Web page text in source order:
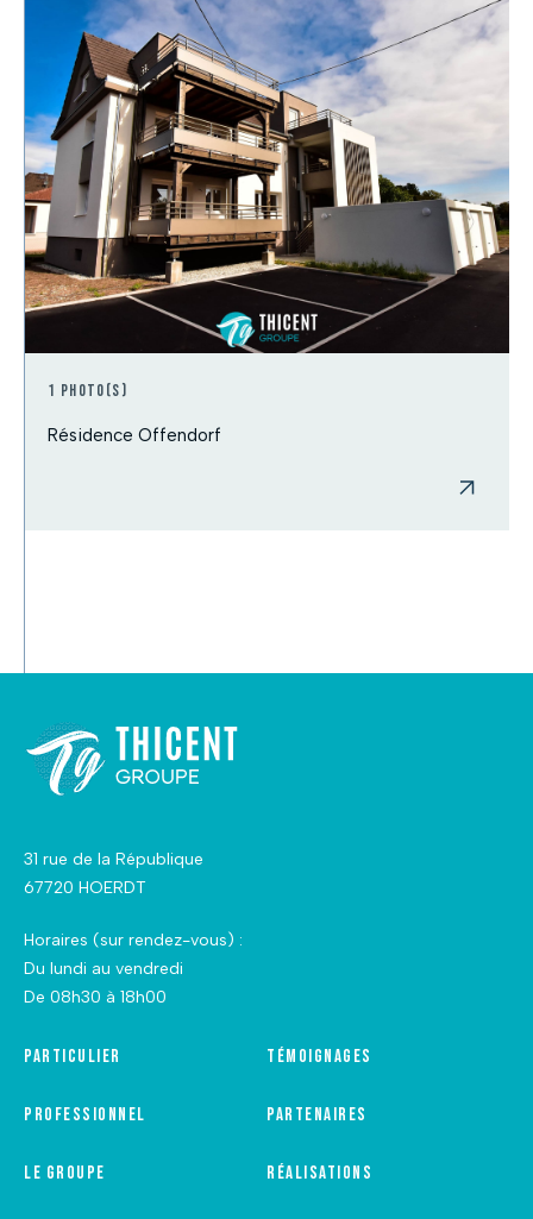
1 photo(s)
Résidence Offendorf
31 rue de la République
67720 HOERDT
Horaires (sur rendez-vous) :
Du lundi au vendredi
De 08h30 à 18h00
Particulier
Professionnel
Le groupe
Témoignages
Partenaires
Réalisations